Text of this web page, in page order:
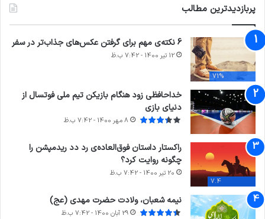
پربازدیدترین مطالب
71%
6 نکته‌ی مهم برای گرفتن عکس‌های جذاب‌تر در سفر
12 تیر 1400 - 7:42 ب.ظ
خداحافظی زود هنگام بازیکن تیم ملی فوتسال از
دنیای بازی
8 مهر 1400 - 7:42 ب.ظ
7.4
راکستار داستان فوق‌العاده‌ی رد دد ریدمپشن را
چگونه روایت کرد؟
20 تیر 1400 - 7:42 ب.ظ
نیمه شعبان، ولادت حضرت مهدی (عج)
29 آبان 1400 - 7:42 ب.ظ